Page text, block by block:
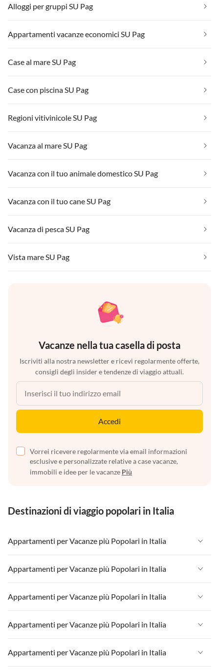
Alloggi per gruppi SU Pag
Appartamenti vacanze economici SU Pag
Case al mare SU Pag
Case con piscina SU Pag
Regioni vitivinicole SU Pag
Vacanza al mare SU Pag
Vacanza con il tuo animale domestico SU Pag
Vacanza con il tuo cane SU Pag
Vacanza di pesca SU Pag
Vista mare SU Pag
Vacanze nella tua casella di posta
Iscriviti alla nostra newsletter e ricevi regolarmente offerte,
consigli degli insider e tendenze di viaggio attuali.
Accedi
Vorrei ricevere regolarmente via email informazioni
esclusive e personalizzate relative a case vacanze,
immobili e idee per le vacanze Più
Destinazioni di viaggio popolari in Italia
Appartamenti per Vacanze più Popolari in Italia
Appartamenti per Vacanze in Italia
Appartamenti per Vacanze in Liguria
Appartamenti per Vacanze in Lombardia
Appartamenti per Vacanze in Lago di Garda
Appartamenti per Vacanze in Lago di Como
Appartamenti per Vacanze più Popolari in Italia
Appartamenti per Vacanze in Italia
Appartamenti per Vacanze in Liguria
Appartamenti per Vacanze in Lombardia
Appartamenti per Vacanze in Lago di Garda
Appartamenti per Vacanze più Popolari in Italia
Appartamenti per Vacanze in Italia
Appartamenti per Vacanze in Liguria
Appartamenti per Vacanze in Lombardia
Appartamenti per Vacanze più Popolari in Italia
Appartamenti per Vacanze in Italia
Appartamenti per Vacanze in Liguria
Appartamenti per Vacanze più Popolari in Italia